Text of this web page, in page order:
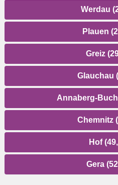
Werdau
Plauen
Greiz
Glauchau
Annaberg-
Chemnitz
Hof
Gera